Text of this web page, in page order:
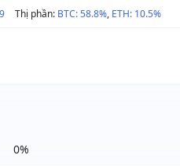
Thị phần: BTC: 58.8%, ETH: 10.5%
0%